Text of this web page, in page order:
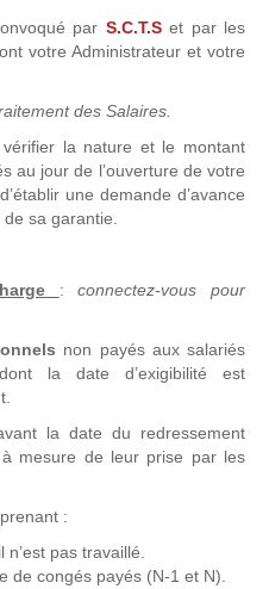
par S.C.T.S et par les
votre Administrateur et votre
des Salaires.
vérifier la nature et le montant
au jour de l’ouverture de votre
une demande d’avance
sa garantie.
:connectez-vous pour
non payés aux salariés
la date d’exigibilité est
la date du redressement
mesure de leur prise par les
:
n’est pas travaillé.
de congés payés (N-1 et N).